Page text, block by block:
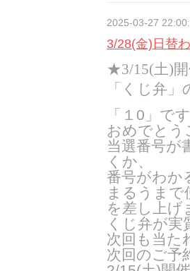
2025-03-27
3/28(金)日替
★3/15(土)
「くじ弁
「１0」です
おめでとう
当選番号が
くか、
番号がわか
まるうまで
を差し上げ
くじ弁が実
次回も当た
次回のご予